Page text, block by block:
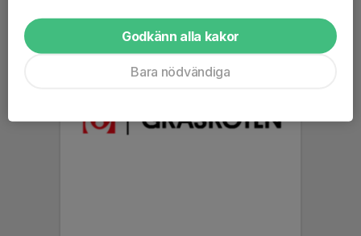
Godkänn alla kakor
Bara nödvändiga